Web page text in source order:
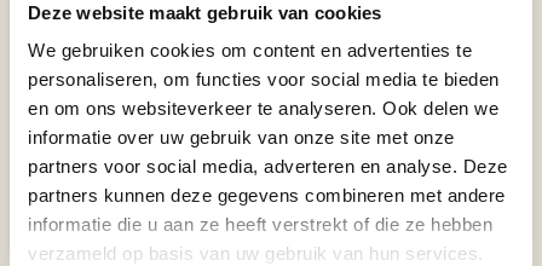
Deze website maakt gebruik van cookies
We gebruiken cookies om content en advertenties te
personaliseren, om functies voor social media te bieden
en om ons websiteverkeer te analyseren. Ook delen we
informatie over uw gebruik van onze site met onze
partners voor social media, adverteren en analyse. Deze
partners kunnen deze gegevens combineren met andere
informatie die u aan ze heeft verstrekt of die ze hebben
verzameld op basis van uw gebruik van hun services.
Kipdijfilet
(10)
€ 4,40
Kip cordon bleu
(2)
€ 4,-